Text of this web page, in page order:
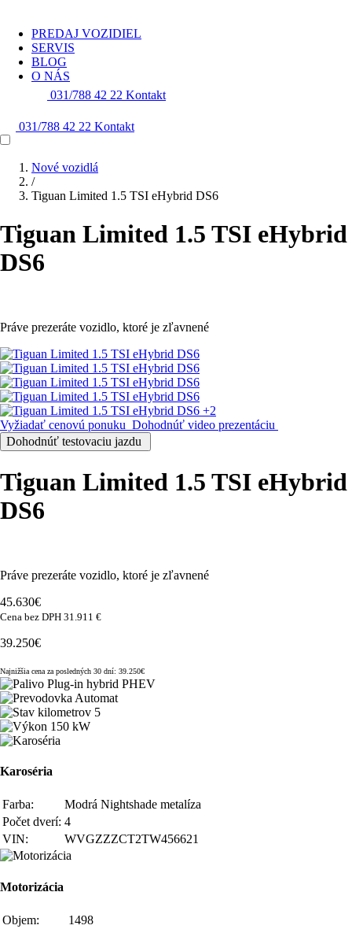
PREDAJ VOZIDIEL
SERVIS
BLOG
O NÁS
031/788 42 22 Kontakt
031/788 42 22 Kontakt
Nové vozidlá
/
Tiguan Limited 1.5 TSI eHybrid DS6
Tiguan Limited 1.5 TSI eHybrid
DS6
Práve prezeráte vozidlo, ktoré je zľavnené
+2
Vyžiadať cenovú ponuku Dohodnúť video prezentáciu
Dohodnúť testovaciu jazdu
Tiguan Limited 1.5 TSI eHybrid
DS6
Práve prezeráte vozidlo, ktoré je zľavnené
45.630€
Cena bez DPH 31.911 €
39.250€
Najnižšia cena za posledných 30 dní: 39.250€
Plug-in hybrid PHEV
Automat
5
150 kW
Karoséria
Farba:
Modrá Nightshade metalíza
Počet dverí: 4
VIN:
WVGZZZCT2TW456621
Motorizácia
Objem:
1498